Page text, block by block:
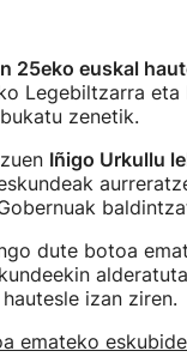
25eko euskal
Legebiltzarra
zenetik.
Iñigo Urkullu
dute botoa
izan ziren.
emateko